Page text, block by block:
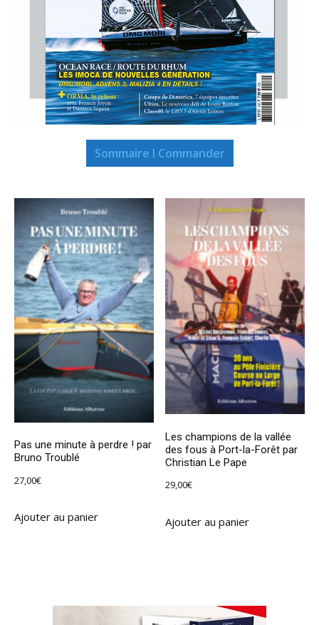
Sommaire I Commander
Pas une minute à perdre ! par
Bruno Troublé
27,00€
Ajouter au panier
Les champions de la vallée
des fous à Port-la-Forêt par
Christian Le Pape
29,00€
Ajouter au panier